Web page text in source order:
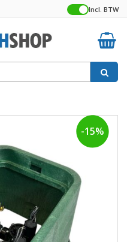
Incl. BTW
-15%